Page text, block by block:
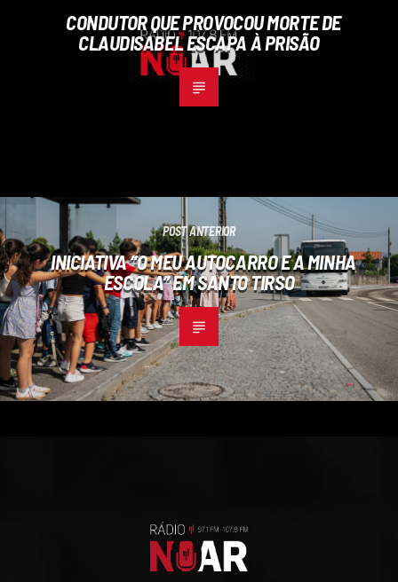
CONDUTOR QUE PROVOCOU MORTE DE
CLAUDISABEL ESCAPA À PRISÃO
POST ANTERIOR
INICIATIVA “O MEU AUTOCARRO E A MINHA
ESCOLA” EM SANTO TIRSO